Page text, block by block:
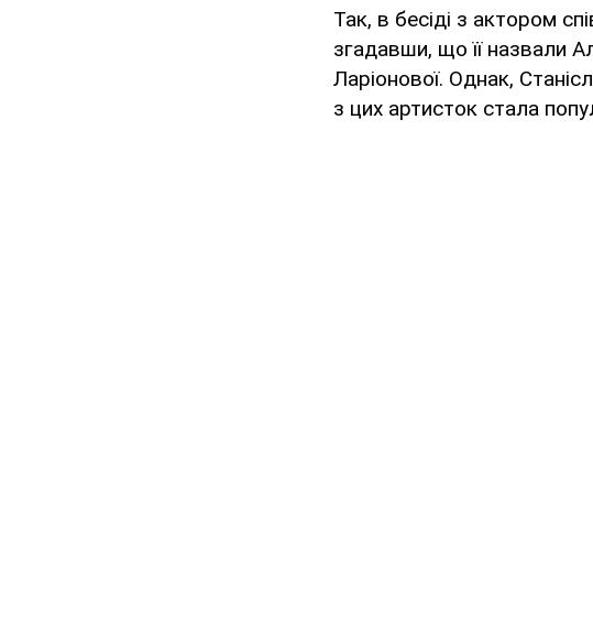
Так, в бесіді з актором
згадавши, що її назвали
Ларіонової. Однак,
з цих артисток стала